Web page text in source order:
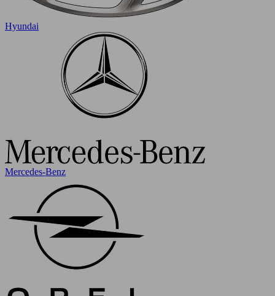
Hyundai
Mercedes-Benz